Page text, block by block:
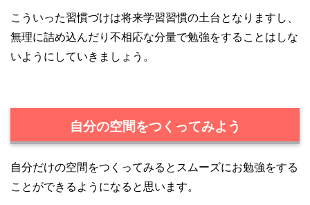
こういった習慣づけは将来学習習慣の土台となりますし、
無理に詰め込んだり不相応な分量で勉強をすることはしな
いようにしていきましょう。
自分の空間をつくってみよう
自分だけの空間をつくってみるとスムーズにお勉強をする
ことができるようになると思います。